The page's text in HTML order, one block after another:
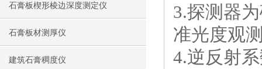
石膏板楔形棱边深度测定仪
石膏板材测厚仪
建筑石膏稠度仪
3.探测器
准光度观
4.逆反射